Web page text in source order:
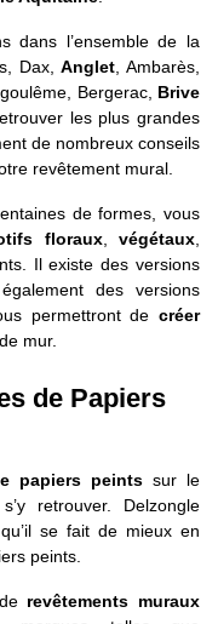
dans l’ensemble de la
Dax,Anglet , Ambarès,
Bergerac, Brive
les plus grandes
de nombreux conseils
revêtement mural.
de formes, vous
floraux,végétaux
Il existe des versions
des versions
permettront decréer
mur.
de Papiers
papiers peints sur le
retrouver. Delzongle
se fait de mieux en
peints.
revêtements muraux